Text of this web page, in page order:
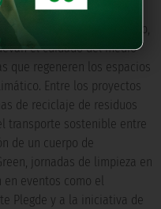
de esta iniciativa se
el reto de emisiones cero,
el cuidado del medio
que regeneren los espacios
Entre los proyectos
de reciclaje de residuos
transporte sostenible entre
de un cuerpo de
jornadas de limpieza en
eventos como el
Plegde y a la iniciativa de